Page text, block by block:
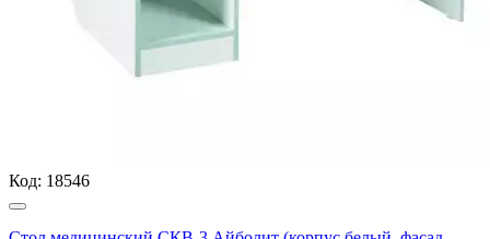
Код: 18546